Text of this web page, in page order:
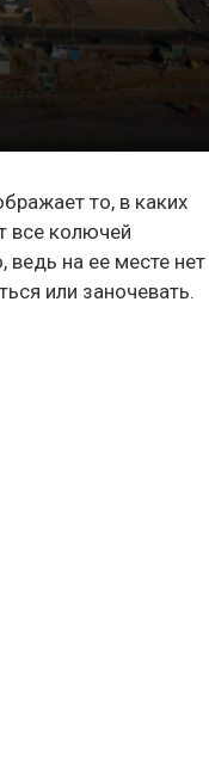
то, в каких
все колючей
ведь на ее месте нет
или заночевать.